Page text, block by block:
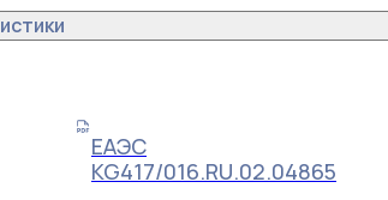
ЕАЭС
KG417/016.RU.02.04865